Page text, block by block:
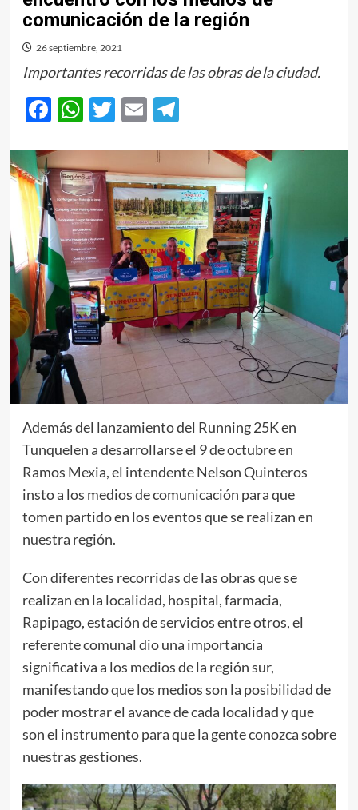
comunicación de la región
26 septiembre, 2021
Importantes recorridas de las obras de la ciudad.
Facebook
WhatsApp
Twitter
EmailTelegram
Además del lanzamiento del Running 25K en
Tunquelen a desarrollarse el 9 de octubre en
Ramos Mexia, el intendente Nelson Quinteros
insto a los medios de comunicación para que
tomen partido en los eventos que se realizan en
nuestra región.
Con diferentes recorridas de las obras que se
realizan en la localidad, hospital, farmacia,
Rapipago, estación de servicios entre otros, el
referente comunal dio una importancia
significativa a los medios de la región sur,
manifestando que los medios son la posibilidad de
poder mostrar el avance de cada localidad y que
son el instrumento para que la gente conozca sobre
nuestras gestiones.